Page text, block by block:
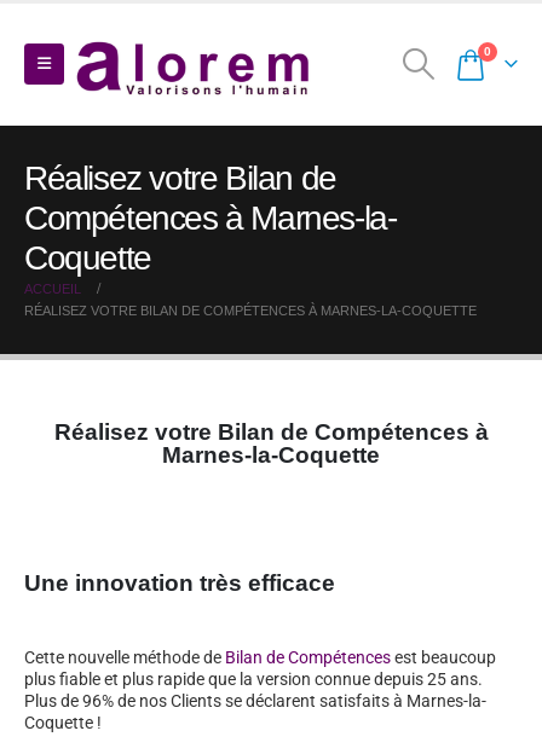
0
Réalisez votre Bilan de
Compétences à Marnes-la-
Coquette
ACCUEIL
RÉALISEZ VOTRE BILAN DE COMPÉTENCES À MARNES-LA-COQUETTE
Réalisez votre Bilan de Compétences à
Marnes-la-Coquette
Une innovation très efficace
Cette nouvelle méthode de Bilan de Compétencesest beaucoup
plus fiable et plus rapide que la version connue depuis 25 ans.
Plus de 96% de nos Clients se déclarent satisfaits à Marnes-la-
Coquette !